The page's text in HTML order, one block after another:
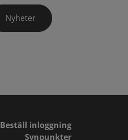
Nyheter
Beställ inloggning
Synpunkter